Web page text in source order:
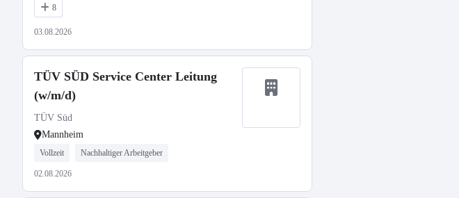
8
03.08.2026
TÜV SÜD Service Center Leitung
(w/m/d)
TÜV Süd
Mannheim
Vollzeit Nachhaltiger Arbeitgeber
02.08.2026